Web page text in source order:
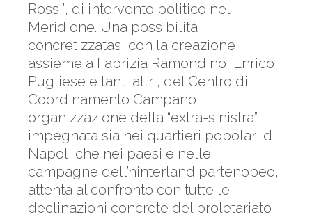
Rossi”, di intervento politico nel
Meridione. Una possibilità
concretizzatasi con la creazione,
assieme a Fabrizia Ramondino, Enrico
Pugliese e tanti altri, del Centro di
Coordinamento Campano,
organizzazione della “extra-sinistra”
impegnata sia nei quartieri popolari di
Napoli che nei paesi e nelle
campagne dell’hinterland partenopeo,
attenta al confronto con tutte le
declinazioni concrete del proletariato